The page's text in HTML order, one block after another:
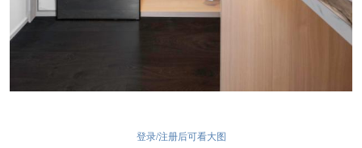
登录/注册后可看大图